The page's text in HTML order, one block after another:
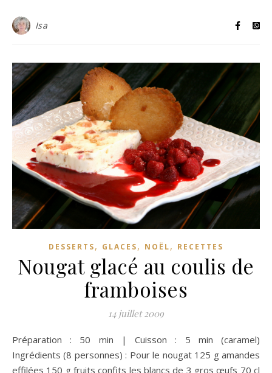
Isa
DESSERTS, GLACES, NOËL, RECETTES
Nougat glacé au coulis de
framboises
14 juillet 2009
Préparation : 50 min | Cuisson : 5 min (caramel)
Ingrédients (8 personnes) : Pour le nougat 125 g amandes
effilées 150 g fruits confits les blancs de 3 gros œufs 70 cl